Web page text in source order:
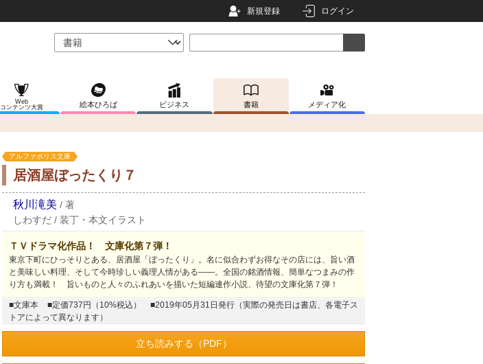
新規登録 ログイン
Web
コンテンツ大賞
絵本ひろば ビジネス 書籍 メディア化
アルファポリス文庫
居酒屋ぼったくり７
秋川滝美 / 著
しわすだ / 装丁・本文イラスト
ＴＶドラマ化作品！ 文庫化第７弾！
東京下町にひっそりとある、居酒屋「ぼったくり」。名に似合わずお得なその店には、旨い酒
と美味しい料理、そして今時珍しい義理人情がある――。全国の銘酒情報、簡単なつまみの作
り方も満載！ 旨いものと人々のふれあいを描いた短編連作小説、待望の文庫化第７弾！
■文庫本 ■定価737円（10%税込）
■2019年05月31日発行（実際の発売日は書店、各電子ス
トアによって異なります）
立ち読みする（PDF）